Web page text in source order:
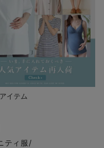
イテム
ティ服/